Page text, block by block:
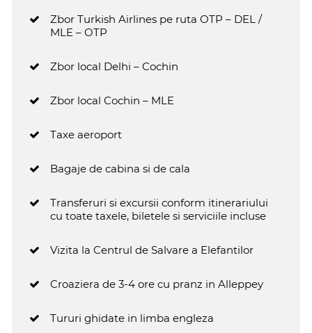
Zbor Turkish Airlines pe ruta OTP – DEL /
MLE – OTP
Zbor local Delhi – Cochin
Zbor local Cochin – MLE
Taxe aeroport
Bagaje de cabina si de cala
Transferuri si excursii conform itinerariului
cu toate taxele, biletele si serviciile incluse
Vizita la Centrul de Salvare a Elefantilor
Croaziera de 3-4 ore cu pranz in Alleppey
Tururi ghidate in limba engleza